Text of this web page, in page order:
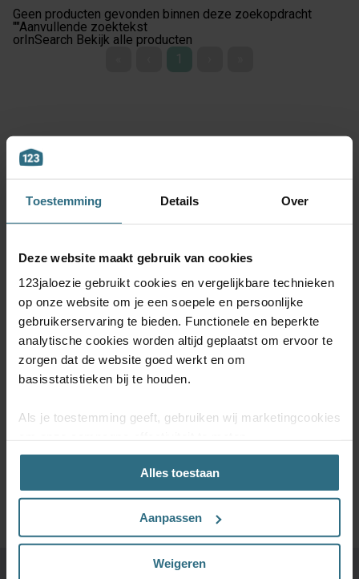
Toestemming Details Over
Deze website maakt gebruik van cookies
123jaloezie gebruikt cookies en vergelijkbare technieken
op onze website om je een soepele en persoonlijke
gebruikerservaring te bieden. Functionele en beperkte
analytische cookies worden altijd geplaatst om ervoor te
zorgen dat de website goed werkt en om
basisstatistieken bij te houden.
Als je toestemming geeft, gebruiken wij marketingcookies
(prestatiegerichte marketingcookies) en content op jouw
voorkeuren af te stemmen (advertentie- en
socialmediacookies). Deze cookies kunnen we inzetten
voor advertentie personalisaties. Met deze cookies
kunnen wij en derde partijen uw gedrag op onze website
onze cookie- en privacyverklaring.
Alles toestaan
Aanpassen
Weigeren
Geen producten gevonden binnen deze zoekopdracht
""Aanvullende zoektekst
orInSearch Bekijk alle producten
1
ABONNEER JE NU OP ONZE
NIEUWSBRIEF
Schrijf je in voor onze nieuwsbrief en blijf op de hoogte van
kortingsacties en productupdates. Door je te abonneren op de
nieuwsbrief, ga je akkoord met onzeAlgemene voorwaarden
Privacy & Cookiebeleid.
SCHRIJF MIJ IN